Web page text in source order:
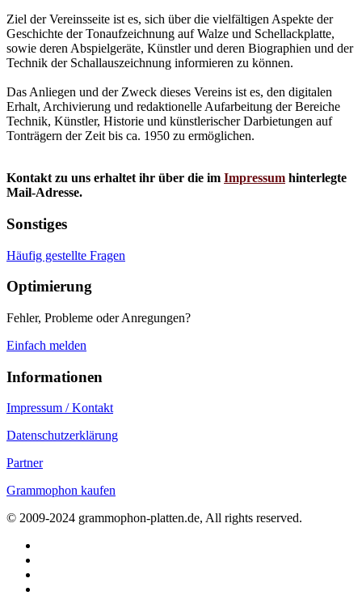
Ziel der Vereinsseite ist es, sich über die vielfältigen Aspekte der
Geschichte der Tonaufzeichnung auf Walze und Schellackplatte,
sowie deren Abspielgeräte, Künstler und deren Biographien und der
Technik der Schallauszeichnung informieren zu können.
Das Anliegen und der Zweck dieses Vereins ist es, den digitalen
Erhalt, Archivierung und redaktionelle Aufarbeitung der Bereiche
Technik, Künstler, Historie und künstlerischer Darbietungen auf
Tonträgern der Zeit bis ca. 1950 zu ermöglichen.
Kontakt zu uns erhaltet ihr über die im Impressum hinterlegte
Mail-Adresse.
Sonstiges
Häufig gestellte Fragen
Optimierung
Fehler, Probleme oder Anregungen?
Einfach melden
Informationen
Impressum / Kontakt
Datenschutzerklärung
Partner
Grammophon kaufen
© 2009-2024 grammophon-platten.de, All rights reserved.